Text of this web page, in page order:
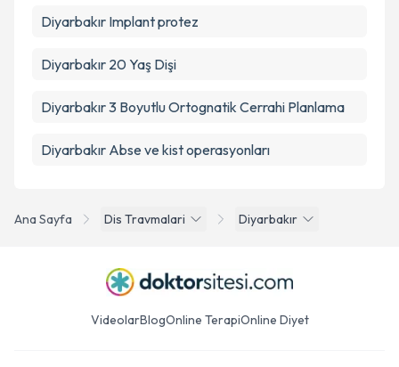
Ana Sayfa Dis Travmalari Diyarbakır
Diyarbakır Implant protez
Diyarbakır 20 Yaş Dişi
Diyarbakır 3 Boyutlu Ortognatik Cerrahi Planlama
Diyarbakır Abse ve kist operasyonları
VideolarBlogOnline TerapiOnline Diyet